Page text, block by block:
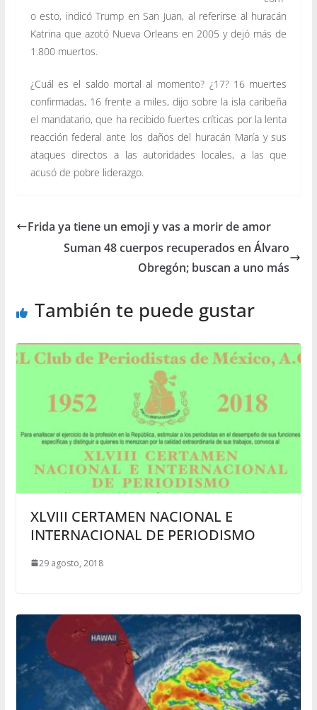
o esto, indicó Trump en San Juan, al referirse al huracán
Katrina que azotó Nueva Orleans en 2005 y dejó más de
1.800 muertos.
¿Cuál es el saldo mortal al momento? ¿17? 16 muertes
confirmadas, 16 frente a miles, dijo sobre la isla caribeña
el mandatario, que ha recibido fuertes críticas por la lenta
reacción federal ante los daños del huracán María y sus
ataques directos a las autoridades locales, a las que
acusó de pobre liderazgo.
Frida ya tiene un emoji y vas a morir de amor
Suman 48 cuerpos recuperados en Álvaro
Obregón; buscan a uno más
También te puede gustar
XLVIII CERTAMEN NACIONAL E
INTERNACIONAL DE PERIODISMO
29 agosto, 2018